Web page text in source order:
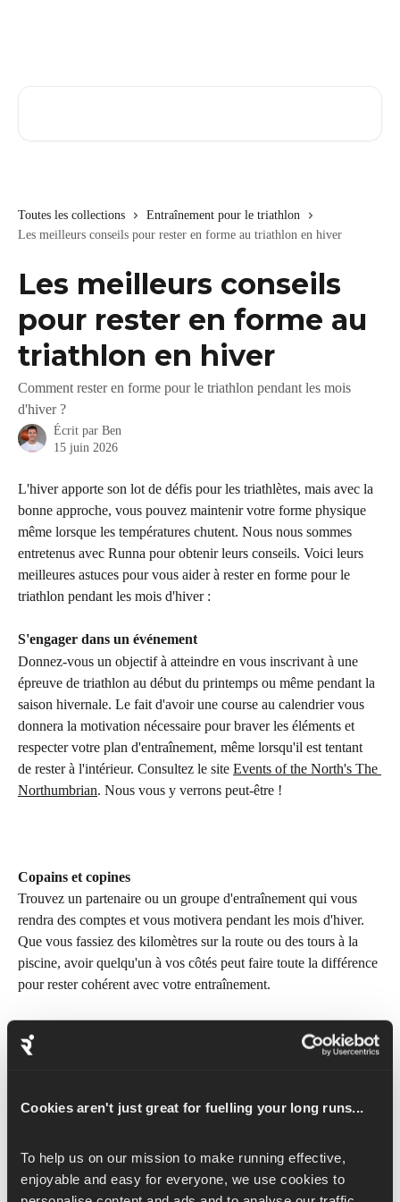
Cookies aren't just great for fuelling your long runs...
To help us on our mission to make running effective,
enjoyable and easy for everyone, we use cookies to
Toutes les collections
Entraînement pour le triathlon
Les meilleurs conseils pour rester en forme au triathlon en hiver
Les meilleurs conseils
pour rester en forme au
triathlon en hiver
Comment rester en forme pour le triathlon pendant les mois
d'hiver ?
Écrit par Ben
15 juin 2026
L'hiver apporte son lot de défis pour les triathlètes, mais avec la
bonne approche, vous pouvez maintenir votre forme physique
même lorsque les températures chutent. Nous nous sommes
entretenus avec Runna pour obtenir leurs conseils. Voici leurs
meilleures astuces pour vous aider à rester en forme pour le
triathlon pendant les mois d'hiver :
S'engager dans un événement
Donnez-vous un objectif à atteindre en vous inscrivant à une
épreuve de triathlon au début du printemps ou même pendant la
saison hivernale. Le fait d'avoir une course au calendrier vous
donnera la motivation nécessaire pour braver les éléments et
respecter votre plan d'entraînement, même lorsqu'il est tentant
de rester à l'intérieur. Consultez le site Events of the North's The
Northumbrian. Nous vous y verrons peut-être !
Copains et copines
Trouvez un partenaire ou un groupe d'entraînement qui vous
rendra des comptes et vous motivera pendant les mois d'hiver.
Que vous fassiez des kilomètres sur la route ou des tours à la
piscine, avoir quelqu'un à vos côtés peut faire toute la différence
pour rester cohérent avec votre entraînement.
Ne laissez pas le froid ou l'humidité gâcher vos séances
imperméables et des accessoires pour temps froid tels que des
d'être à l'aise et protégé afin que vous puissiez vous concentrer
sur vos séances d'entraînement.